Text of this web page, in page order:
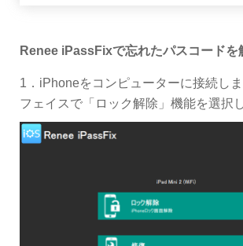
Renee iPassFixで忘れたパスコードを
1．iPhoneをコンピューターに接続し
フェイスで「ロック解除」機能を選択